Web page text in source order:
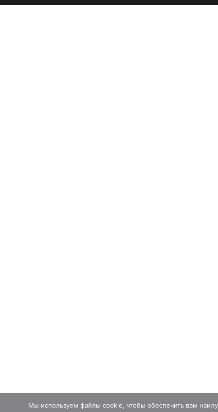
Мы используем файлы cookie, чтобы обеспечить вам